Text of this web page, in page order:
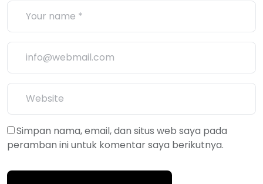
Simpan nama, email, dan situs web saya pada
peramban ini untuk komentar saya berikutnya.